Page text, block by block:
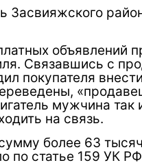
Засвияжского
объявлений
Связавшись с
покупателя
мужчина так
на связь.
более 63
по статье 159 УК РФ